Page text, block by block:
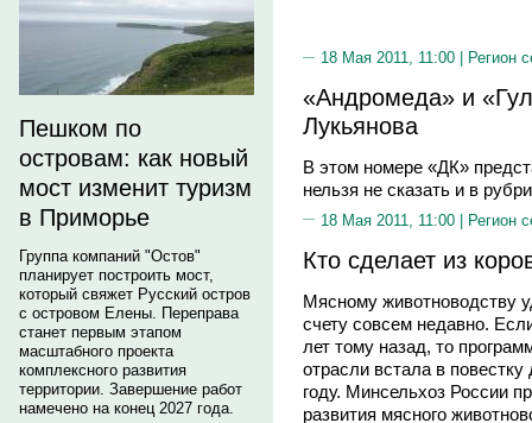
Пешком по
островам: как новый
мост изменит туризм
в Приморье
Группа компаний "Остов"
планирует построить мост,
который свяжет Русский остров
с островом Елены. Переправа
станет первым этапом
масштабного проекта
комплексного развития
территории. Завершение работ
намечено на конец 2027 года.
18 Мая 2011, 11:00 | Регион
«Андромеда» и
Лукьянова
В этом номере «ДК»
нельзя не сказать и в
18 Мая 2011, 11:00 | Регион
Кто сделает из
Мясному животноводству
счету совсем недавно.
лет тому назад, то
отрасли встала в
году. Минсельхоз России
развития мясного